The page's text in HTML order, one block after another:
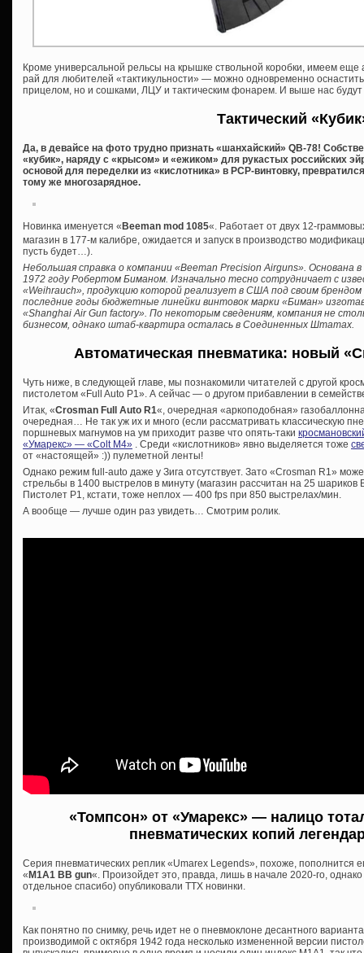
Кроме универсальной рельсы на крышке ствольной коробки, имеем
рай для любителей «тактикульности» — можно одновременно
прицелом, но и сошками, ЛЦУ и тактическим фонарем. И выше нас будут
Тактический
Да, в девайсе на фото трудно признать «шанхайский» QB-78!
«кубик», наряду с «крысом» и «ежиком» для рукастых российских
основой для переделки из «кислотника» в PCP-винтовку,
тому же многозарядное.
Новинка именуется « Beeman mod 1085«. Работает от двух 12-
магазин в 177-м калибре, ожидается и запуск в производство
пусть будет…).
Небольшая справка о компании «Beeman Precision Airguns».
1972 году Робертом Биманом. Изначально тесно сотрудничает с
«Weihrauch», продукцию которой реализует в США под своим
последние годы бюджетные линейки винтовок марки «Биман»
«Shanghai Air Gun factory». По некоторым сведениям, компания не
бизнесом, однако штаб-квартира осталась в Соединенных Штатах.
Автоматическая пневматика: новый
Чуть ниже, в следующей главе, мы познакомили читателей с другой
пистолетом «Full Auto P1». А сейчас — о другом прибавлении в
Итак, «Crosman Full Auto R1«, очередная «аркоподобная»
очередная… Не так уж их и много (если рассматривать классическую
поршневых магнумов на ум приходит разве что опять-таки
«Умарекс» — «Colt M4» . Среди «кислотников» явно выделяется тоже
от «настоящей» :)) пулеметной ленты!
Однако режим full-auto даже у Зига отсутствует. Зато «Crosman R1»
стрельбы в 1400 выстрелов в минуту (магазин рассчитан на 25 шариков
Пистолет Р1, кстати, тоже неплох — 400 fps при 850 выстрелах/мин.
А вообще — лучше один раз увидеть… Смотрим ролик.
«Томпсон» от «Умарекс» — налицо
пневматических копий
Серия пневматических реплик «Umarex Legends», похоже,
«M1A1 BB gun«. Произойдет это, правда, лишь в начале 2020-го,
отдельное спасибо) опубликовали ТТХ новинки.
Как понятно по снимку, речь идет не о пневмоклоне десантного
производимой с октября 1942 года несколько измененной версии